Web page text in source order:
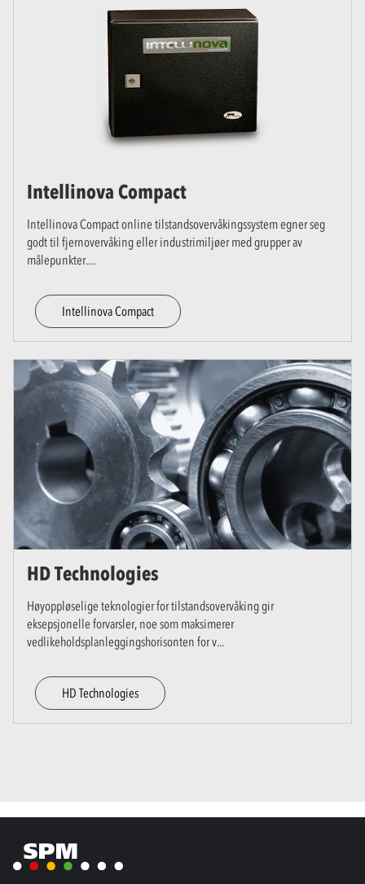
Intellinova Compact
Intellinova Compact online tilstandsovervåkingssystem egner seg
godt til fjernovervåking eller industrimiljøer med grupper av
målepunkter....
Intellinova Compact
HD Technologies
Høyoppløselige teknologier for tilstandsovervåking gir
eksepsjonelle forvarsler, noe som maksimerer
vedlikeholdsplanleggingshorisonten for v...
HD Technologies